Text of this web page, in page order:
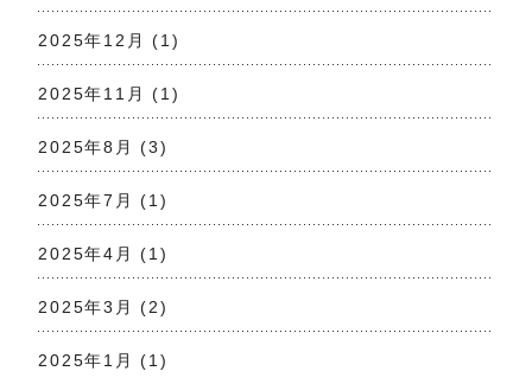
2025年12月 (1)
2025年11月 (1)
2025年8月 (3)
2025年7月 (1)
2025年4月 (1)
2025年3月 (2)
2025年1月 (1)